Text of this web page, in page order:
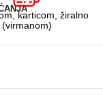
karticom, žiralno
(virmanom)